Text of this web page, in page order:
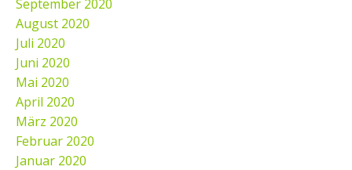
September 2020
August 2020
Juli 2020
Juni 2020
Mai 2020
April 2020
März 2020
Februar 2020
Januar 2020